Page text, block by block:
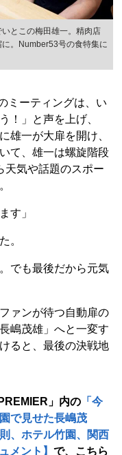
とこの梅田雄一。精肉店
。Number53号の食特集に
ミーティングは、い
！」と声を上げ、
雄一が大扉を開け、
て、雄一は螺旋階段
天気や話題のスポー
す」
。
でも最後だから元気
ァンが待つ自動扉の
嶋茂雄」へと一変す
ると、最後の決戦地
」内の 「今
で見せた長嶋茂
、ホテル竹園、関西
メント】 で、こちら